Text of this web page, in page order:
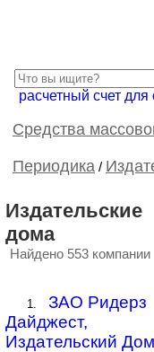
расчетный счет для
Cредства
Периодика /
Издательские
дома
Найдено 553 компании
1.
ЗАО Ридерз
Дайджест,
Издательский Дом